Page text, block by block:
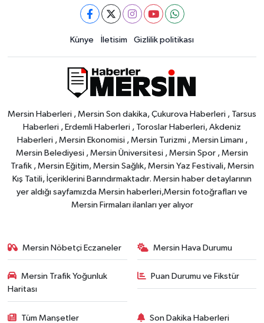
Künye İletisim Gizlilik politikası
Mersin Haberleri , Mersin Son dakika, Çukurova Haberleri , Tarsus
Haberleri , Erdemli Haberleri , Toroslar Haberleri, Akdeniz
Haberleri , Mersin Ekonomisi , Mersin Turizmi , Mersin Limanı ,
Mersin Belediyesi , Mersin Üniversitesi , Mersin Spor , Mersin
Trafik , Mersin Eğitim, Mersin Sağlık, Mersin Yaz Festivali, Mersin
Kış Tatili, İçeriklerini Barındırmaktadır. Mersin haber detaylarının
yer aldığı sayfamızda Mersin haberleri,Mersin fotoğrafları ve
Mersin Firmaları ilanları yer alıyor
Mersin Nöbetçi Eczaneler Mersin Hava Durumu
Mersin Trafik Yoğunluk
Haritası
Puan Durumu ve Fikstür
Tüm Manşetler Son Dakika Haberleri